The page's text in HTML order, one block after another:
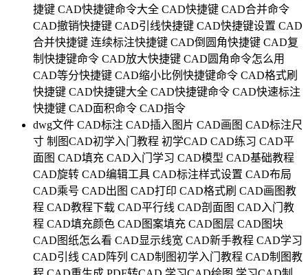
捷键 CAD快捷键命令大全 CAD快捷键 CAD合并命令
CAD撤销快捷键 CAD引线快捷键 CAD快捷键设置 CAD
合并快捷键 连续标注快捷键 CAD倒圆角快捷键 CAD复
制快捷键命令 CAD放大快捷键 CAD圆角命令怎么用
CAD等分快捷键 CAD缩小比例快捷键命令 CAD格式刷
快捷键 CAD快捷键大全 CAD快捷键命令 CAD快速标注
快捷键 CAD面积命令 CAD指令
dwg文件 CAD标注 CAD插入图片 CAD画图 CAD标注尺
寸 制图CAD初学入门教程 初学CAD CAD练习 CAD平
面图 CAD填充 CAD入门学习 CAD模型 CAD基础教程
CAD旋转 CAD编辑工具 CAD标注样式设置 CAD布局
CAD乘号 CAD出图 CAD打印 CAD格式刷 CAD画图教
程 CAD教程下载 CAD平行线 CAD剖面图 CAD入门教
程 CAD填充颜色 CAD图案填充 CAD图层 CAD图块
CAD图纸怎么看 CAD显示线宽 CAD新手教程 CAD学习
CAD引线 CAD阵列 CAD制图初学入门教程 CAD制图教